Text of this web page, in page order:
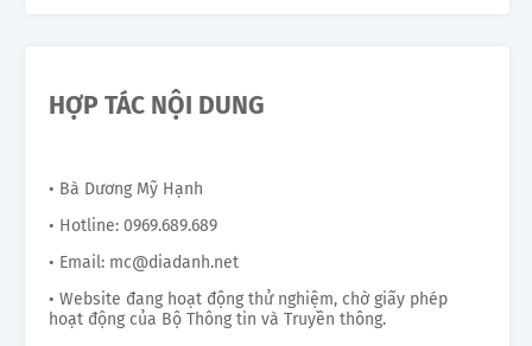
HỢP TÁC NỘI DUNG
• Bà Dương Mỹ Hạnh
• Hotline: 0969.689.689
• Email: mc@diadanh.net
• Website đang hoạt động thử nghiệm, chờ giấy phép
hoạt động của Bộ Thông tin và Truyền thông.